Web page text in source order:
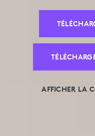
AFFICHER LA